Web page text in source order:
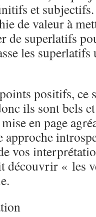
et
de valeur à
de superlatifs
les
positifs, ce
ils sont bels
en page
approche
vos
découvrir « les